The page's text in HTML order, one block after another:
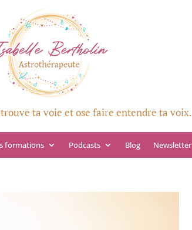
ta voie et ose faire entendre ta voix.
formations Podcasts Blog Newsletter